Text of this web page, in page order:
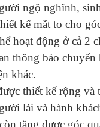
ngộ nghĩnh,
kế mắt to cho
hoạt động ở cả 2
thông báo chuyển
khác.
thiết kế rộng và
lái và hành
tăng được góc